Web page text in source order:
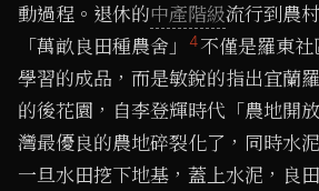
動過程。退休的中產階級流行到農
「萬畝良田種農舍」
4不僅是羅東
學習的成品，而是敏銳的指出宜蘭
的後花園，自李登輝時代「農地開
灣最優良的農地碎裂化了，同時水
一旦水田挖下地基，蓋上水泥，良